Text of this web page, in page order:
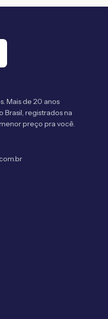
Mais de 20 anos
registrados na
preço pra você.